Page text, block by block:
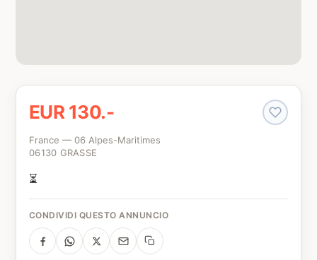
EUR 130.-
France — 06 Alpes-Maritimes
06130 GRASSE
⏳
CONDIVIDI QUESTO ANNUNCIO